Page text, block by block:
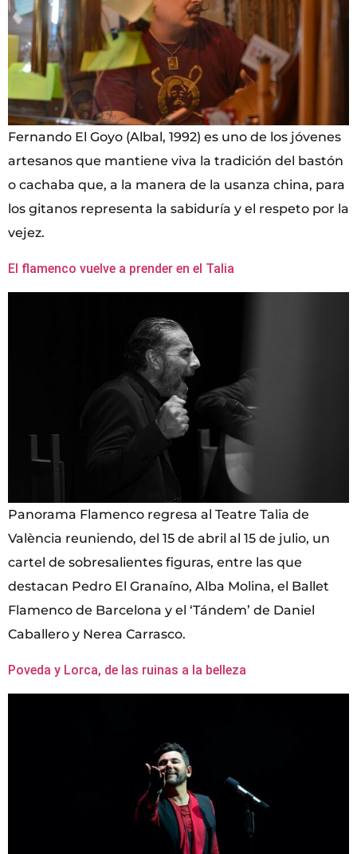
Fernando El Goyo (Albal, 1992) es uno de los jóvenes
artesanos que mantiene viva la tradición del bastón
o cachaba que, a la manera de la usanza china, para
los gitanos representa la sabiduría y el respeto por la
vejez.
El flamenco vuelve a prender en el Talia
Panorama Flamenco regresa al Teatre Talia de
València reuniendo, del 15 de abril al 15 de julio, un
cartel de sobresalientes figuras, entre las que
destacan Pedro El Granaíno, Alba Molina, el Ballet
Flamenco de Barcelona y el ‘Tándem’ de Daniel
Caballero y Nerea Carrasco.
Poveda y Lorca, de las ruinas a la belleza